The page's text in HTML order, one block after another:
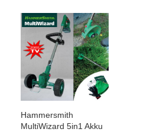
Hammersmith
MultiWizard 5in1 Akku